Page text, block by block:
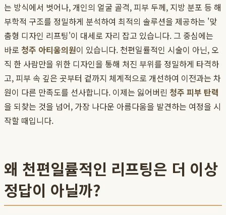
는 방식에서 벗어나, 개인의 얼굴 골격, 피부 두께, 지방 분포 등 해
부학적 구조를 정밀하게 분석하여 최적의 솔루션을 제공하는 '맞
춤형 디자인 리프팅'이 대세로 자리 잡고 있습니다. 그 중심에는
바로 청주 아티움의원이 있습니다. 천편일률적인 시술이 아닌, 오
직 한 사람만을 위한 디자인을 통해 처진 부위를 정밀하게 타격하
고, 피부 속 깊은 곳부터 겉까지 체계적으로 개선하여 이전과는 차
원이 다른 만족도를 선사합니다. 이제는 잃어버린 청주 피부 탄력
을 되찾는 것을 넘어, 가장 나다운 아름다움을 발견하는 여정을 시
작할 때입니다.
왜 천편일률적인 리프팅은 더 이상
정답이 아닐까?